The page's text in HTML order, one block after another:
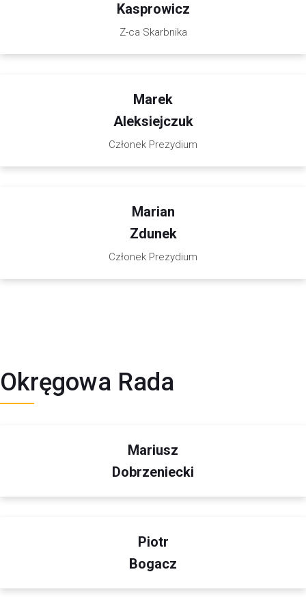
Kasprowicz
Z-ca Skarbnika
Marek
Aleksiejczuk
Członek Prezydium
Marian
Zdunek
Członek Prezydium
Okręgowa Rada
Mariusz
Dobrzeniecki
Piotr
Bogacz